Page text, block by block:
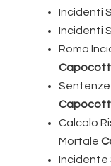
Incidenti
Incidenti
Roma
Calcolo
Mortale
Incidente